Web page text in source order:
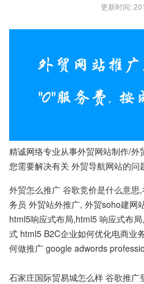
更新时间:
精诚网络专业从事外贸网站制作/
您需要解决有关 外贸导航网站的问
外贸怎么推广 谷歌竞价是什么意
务员 外贸站外推广, 外贸soho建网
html5响应式布局,html5 响应式布
式 html5 B2C企业如何优化电商业
何做推广 google adwords
石家庄国际贸易城怎么样 谷歌推